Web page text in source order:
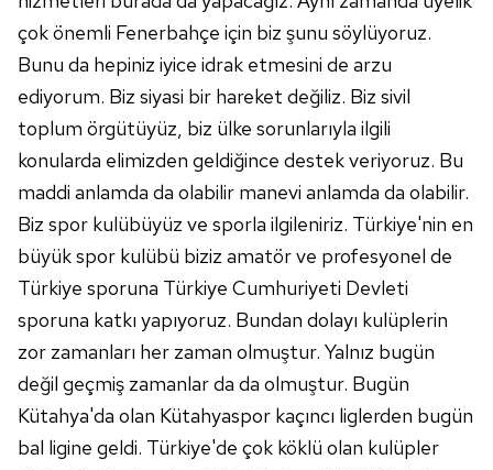
çok önemli Fenerbahçe için biz şunu söylüyoruz.
Bunu da hepiniz iyice idrak etmesini de arzu
ediyorum. Biz siyasi bir hareket değiliz. Biz sivil
toplum örgütüyüz, biz ülke sorunlarıyla ilgili
konularda elimizden geldiğince destek veriyoruz. Bu
maddi anlamda da olabilir manevi anlamda da olabilir.
Biz spor kulübüyüz ve sporla ilgileniriz. Türkiye'nin en
büyük spor kulübü biziz amatör ve profesyonel de
Türkiye sporuna Türkiye Cumhuriyeti Devleti
sporuna katkı yapıyoruz. Bundan dolayı kulüplerin
zor zamanları her zaman olmuştur. Yalnız bugün
değil geçmiş zamanlar da da olmuştur. Bugün
Kütahya'da olan Kütahyaspor kaçıncı liglerden bugün
bal ligine geldi. Türkiye'de çok köklü olan kulüpler